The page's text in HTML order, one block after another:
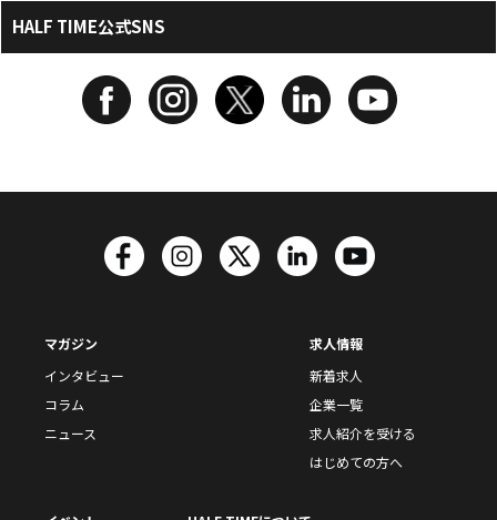
HALF TIME公式SNS
マガジン
インタビュー
コラム
ニュース
求人情報
新着求人
企業一覧
求人紹介を受ける
はじめての方へ